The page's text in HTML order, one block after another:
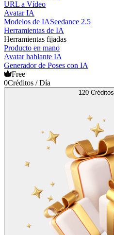
URL a Vídeo
Avatar IA
Modelos de IASeedance 2.5
Herramientas de IA
Herramientas fijadas
Producto en mano
Avatar hablante IA
Generador de Poses con IA
Free
0Créditos / Día
120 Créditos